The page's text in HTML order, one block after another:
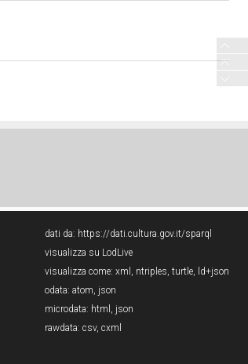
dati da: https://dati.cultura.gov.it/sparql
visualizza su LodLive
visualizza come: xml , ntriples, turtle, ld+json
odata: atom, json
microdata: html , json
rawdata: csv, cxml